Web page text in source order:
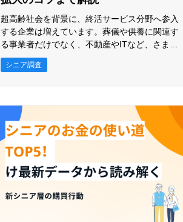
超高齢社会を背景に、終活サービス分野へ参入
する企業は増えています。葬儀や供養に関連す
る事業者だけでなく、不動産やITなど、さまざ
まな業種が終活市場に可能性を見いだしていま
す。一方で、同じ市場に参入しても、着実に支
力や価格だけで決まるわけではありません。 そ
こで本記事では、終活サービス事業への新規参
入や既存サー
シニア調査